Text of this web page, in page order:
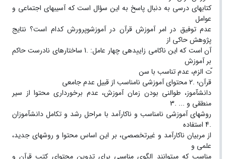
کتابهای درسی به دنبال پاسخ به این سؤال است که آسیبهای اجتماعی و
عوامل
عدم توفیق در امر آموزش قرآن در آموزشوپرورش کدام است؟ نتایج
پژوهش حاکی از
آن است که این ناکامی زاییدهی چهار عامل: .1 ساختارهای نادرست حاکم
بر آموزش
ّت الزم، عدم تناسب با سن
قرآن؛ .2 محتوای آموزشی نامناسب از قبیل عدم جامعی
دانشآموز، طوالنی بودن زمان آموزش، عدم برخورداری محتوا از سیر
منطقی و ... .3
روشهای آموزشی نامناسب و ناکارآمد با مراحل رشد و تکامل دانشآموزان
.4 استفاده
از مربیان ناکارآمد و غیرتخصصی، بر این اساس محتوا و روشهای جدید،
علمی و
مناسب که میتوانند الگوی مناسبی برای تدوین محتوای کتب قرآن و